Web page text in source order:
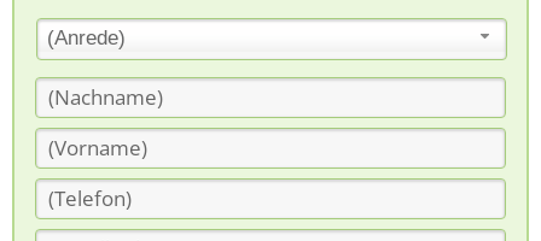
(Anrede)